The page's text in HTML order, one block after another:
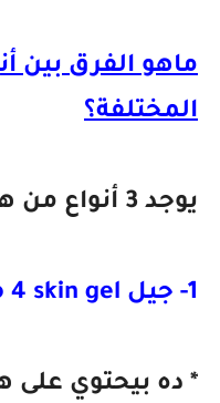
المختلفة؟
يوجد 3 أنواع من هيالو 4 في السوق:-
1- جيل Hyalo 4 skin gel
* ده بيحتوي على